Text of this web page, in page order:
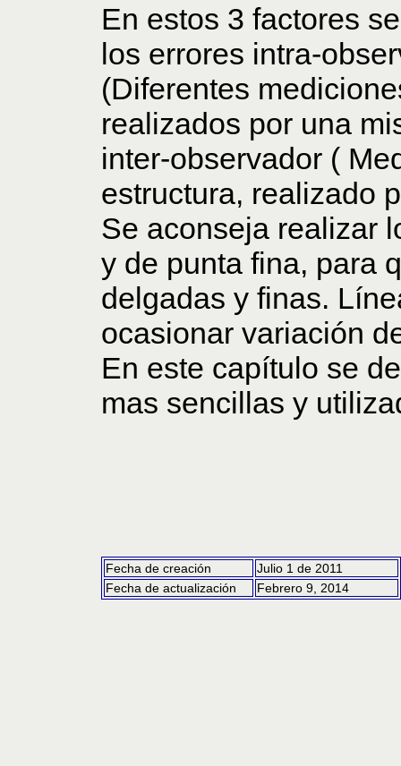
En estos 3 factores
los errores intra-
(Diferentes
realizados por una
inter-observador (
estructura, realizado
Se aconseja realizar
y de punta fina, para
delgadas y finas.
ocasionar variación
En este capítulo se
mas sencillas y
Fecha de creación
Julio 1 de 2011
Fecha de actualización
Febrero 9, 2014